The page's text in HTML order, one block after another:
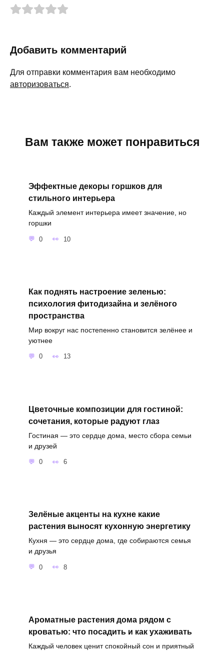
Добавить комментарий
Для отправки комментария вам необходимо
авторизоваться.
Вам также может понравиться
Эффектные декоры горшков для
стильного интерьера
Каждый элемент интерьера имеет значение, но
горшки
0 10
Как поднять настроение зеленью:
психология фитодизайна и зелёного
пространства
Мир вокруг нас постепенно становится зелёнее и
уютнее
0 13
Цветочные композиции для гостиной:
сочетания, которые радуют глаз
Гостиная — это сердце дома, место сбора семьи
и друзей
0 6
Зелёные акценты на кухне какие
растения выносят кухонную энергетику
Кухня — это сердце дома, где собираются семья
и друзья
0 8
Ароматные растения дома рядом с
кроватью: что посадить и как ухаживать
Каждый человек ценит спокойный сон и приятный